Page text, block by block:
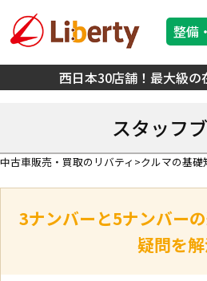
西日本30店舗！最大級
整備
スタッフ
中古車販売・買取のリバティ クルマの基礎
3ナンバーと5ナンバー
疑問を